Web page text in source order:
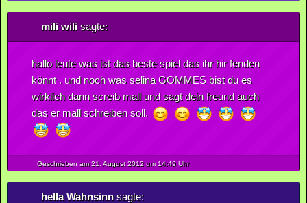
mili wilisagte:
hallo leute was ist das beste spiel das ihr hir fenden
könnt . und noch was selina GOMMES bist du es
wirklich dann screib mall und sagt dein freund auch
das er mall schreiben soll.
Geschrieben am 21. August2012um 14:49 Uhr
hella Wahnsinnsagte: